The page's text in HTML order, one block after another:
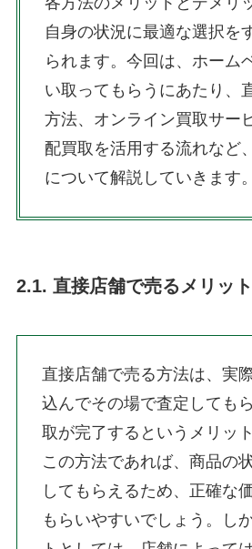
自身の状況に最適な選択を
られます。今回は、ホーム
い取ってもらうにあたり、
方法、オンライン買取サー
配買取を活用する流れなど
について解説していきます。
2.1. 直接店舗で売るメリッ
直接店舗で売る方法は、実
込んでその場で査定しても
取が完了するというメリッ
この方法であれば、商品の
してもらえるため、正確な
もらいやすいでしょう。し